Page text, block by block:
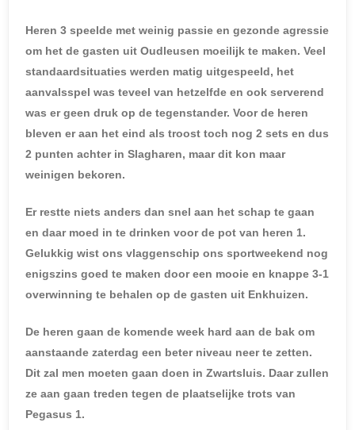
Heren 3 speelde met weinig passie en gezonde agressie
om het de gasten uit Oudleusen moeilijk te maken. Veel
standaardsituaties werden matig uitgespeeld, het
aanvalsspel was teveel van hetzelfde en ook serverend
was er geen druk op de tegenstander. Voor de heren
bleven er aan het eind als troost toch nog 2 sets en dus
2 punten achter in Slagharen, maar dit kon maar
weinigen bekoren.
Er restte niets anders dan snel aan het schap te gaan
en daar moed in te drinken voor de pot van heren 1.
Gelukkig wist ons vlaggenschip ons sportweekend nog
enigszins goed te maken door een mooie en knappe 3-1
overwinning te behalen op de gasten uit Enkhuizen.
De heren gaan de komende week hard aan de bak om
aanstaande zaterdag een beter niveau neer te zetten.
Dit zal men moeten gaan doen in Zwartsluis. Daar zullen
ze aan gaan treden tegen de plaatselijke trots van
Pegasus 1.